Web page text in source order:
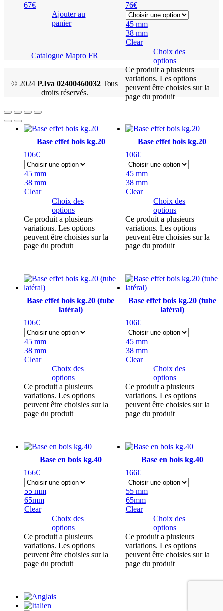
67€
Ajouter au
panier
76€
45 mm
38 mm
Clear
Choix des
options
Ce produit a plusieurs
variations. Les options
peuvent être choisies sur la
page du produit
Base effet bois kg.20
106€
45 mm
38 mm
Clear
Choix des
options
Ce produit a plusieurs
variations. Les options
peuvent être choisies sur la
page du produit
Base effet bois kg.20
106€
45 mm
38 mm
Clear
Choix des
options
Ce produit a plusieurs
variations. Les options
peuvent être choisies sur la
page du produit
Base effet bois kg.20 (tube
latéral)
106€
45 mm
38 mm
Clear
Choix des
options
Ce produit a plusieurs
variations. Les options
peuvent être choisies sur la
page du produit
Base effet bois kg.20 (tube
latéral)
106€
45 mm
38 mm
Clear
Choix des
options
Ce produit a plusieurs
variations. Les options
peuvent être choisies sur la
page du produit
Base en bois kg.40
166€
55 mm
65mm
Clear
Choix des
options
Ce produit a plusieurs
variations. Les options
peuvent être choisies sur la
page du produit
Base en bois kg.40
166€
55 mm
65mm
Clear
Choix des
options
Ce produit a plusieurs
variations. Les options
peuvent être choisies sur la
page du produit
Catalogue Mapro FR
© 2024 P.Iva 02400460032Tous
droits réservés.